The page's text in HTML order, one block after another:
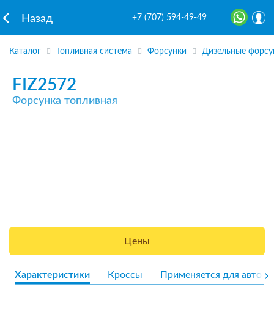
Назад +7 (707) 594-49-49
Каталог Топливная система Форсунки Дизельные
FIZ2572
Форсунка топливная
Цены
Характеристики Кроссы Применяется для авто